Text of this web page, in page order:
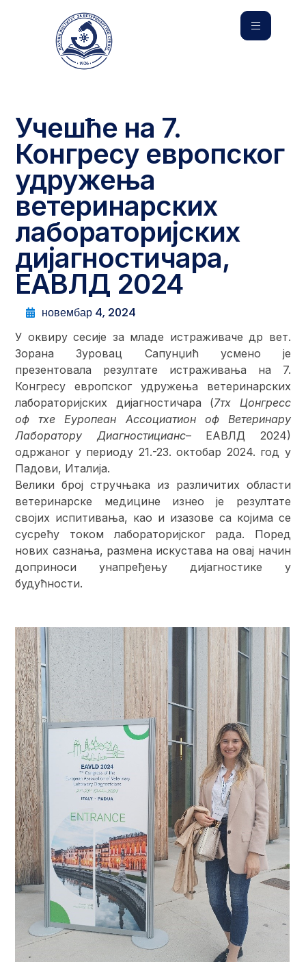
Учешће на 7.
Конгресу европског
удружења
ветеринарских
лабораторијских
дијагностичара,
ЕАВЛД 2024
новембар 4, 2024
У оквиру сесије за младе истраживаче др вет.
Зорана Зуровац Сапунџић усмено је
презентовала резултате истраживања на 7.
Конгресу европског удружења ветеринарских
лабораторијских дијагностичара (7тх Цонгресс
оф тхе Еуропеан Ассоциатион оф Ветеринарy
Лабораторy Диагностицианс– ЕАВЛД 2024)
одржаног у периоду 21.-23. октобар 2024. год у
Падови, Италија.
Велики број стручњака из различитих области
ветеринарске медицине изнео је резултате
својих испитивања, као и изазове са којима се
сусрећу током лабораторијског рада. Поред
нових сазнања, размена искустава на овај начин
доприноси унапређењу дијагностике у
будућности.